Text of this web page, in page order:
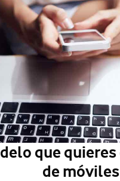
que
de móviles